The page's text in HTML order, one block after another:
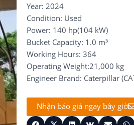
Year: 2024
Condition: Used
Power: 140 hp(104 kW)
Bucket Capacity: 1.0 m³
Working Hours: 364
Operating Weight:21,000 kg
Engineer Brand: Caterpillar
Nhận báo giá ngay bây giờ